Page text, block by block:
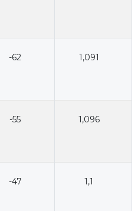
-62 1,091
-55 1,096
-47 1,1